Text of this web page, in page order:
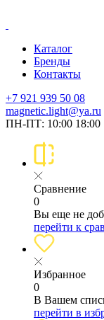
Каталог
Бренды
Контакты
+7 921 939 50 08
magnetic.light@ya.ru
ПН-ПТ: 10:00 18:00
Сравнение
0
Вы еще не
перейти к
Избранное
0
В Вашем
перейти в